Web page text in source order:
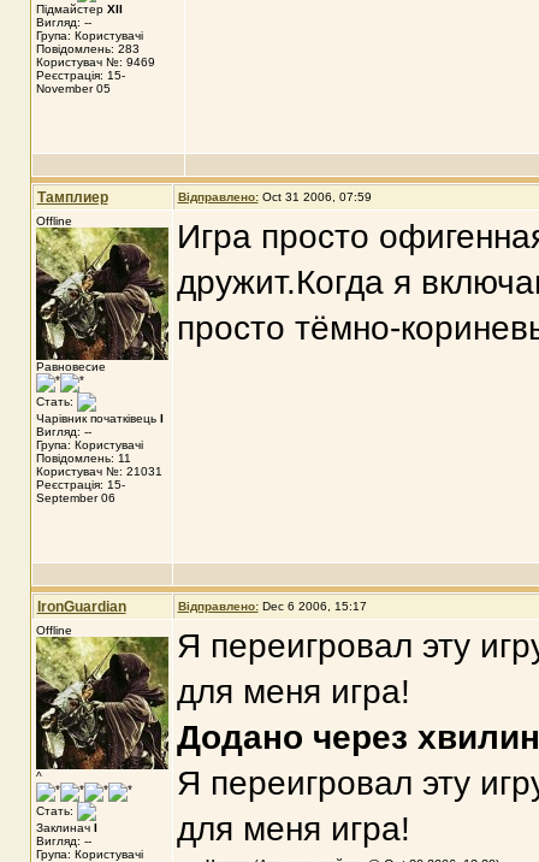
Підмайстер XII
Вигляд: --
Група: Користувачі
Повідомлень: 283
Користувач №: 9469
Реєстрація: 15-
November 05
Тамплиер Відправлено: Oct 31 2006, 07:59
Offline
Равновесие
Стать:
Чарівник початківець I
Вигляд: --
Група: Користувачі
Повідомлень: 11
Користувач №: 21031
Реєстрація: 15-
September 06
Игра просто
дружит.Когда я
просто тёмно-
IronGuardian Відправлено: Dec 6 2006, 15:17
Offline
^
Стать:
Заклинач I
Вигляд: --
Група: Користувачі
Я переигровал эту
для меня игра!
Додано через
Я переигровал эту
для меня игра!